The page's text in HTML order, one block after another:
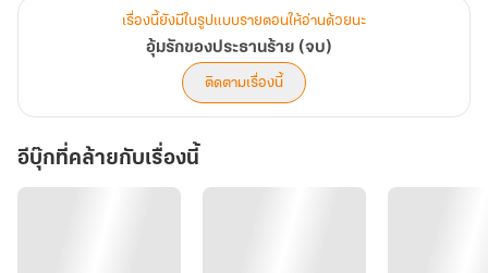
เข้ามาในอ้อมแขน
“เรารู้จักกันตั้งแต่สมัยเรียนมหาลัย...” วาริศาพยายามแก้ต่างให้ตัวเอง
แต่เหมือนเขาไม่ค่อยอยากจะฟัง ยังคงพยายามยัดเยียดความเชื่อของตัว
เองให้กับเธอ
“ถ้าจะกลับไปคืนดีก็ขอให้ทำงานนี้ให้จบก่อน จากนี้คุณจะไปไหนกับ
ผู้ชายเป็นร้อยเป็นพันคนมันก็เรื่องของคุณ ไม่ใช่ไปทั้งที่ยังมีภาระหน้าที่
อยู่ ถ้ายังมั่วกันไม่เลิก มันจะไม่มีที่ยืนในที่แห่งนี้” พูดจบก็ผลักหญิงสาว
เรื่องนี้ยังมีในรูปแบบรายตอนให้อ่านด้วยนะ
อุ้มรักของประธานร้าย (จบ)
ติดตามเรื่องนี้
อีบุ๊กที่คล้ายกับเรื่องนี้